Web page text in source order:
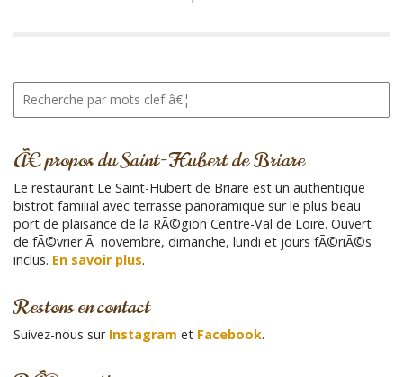
e
r
c
h
e
p
o
r
Ã€ propos du Saint-Hubert de Briare
Le restaurant Le Saint-Hubert de Briare est un authentique
bistrot familial avec terrasse panoramique sur le plus beau
port de plaisance de la RÃ©gion Centre-Val de Loire. Ouvert
de fÃ©vrier Ã novembre, dimanche, lundi et jours fÃ©riÃ©s
inclus. En savoir plus.
Restons en contact
Suivez-nous sur Instagram et Facebook.